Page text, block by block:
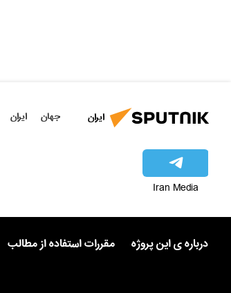
ایران جهان ایران
Iran Media
درباره ی این پروژه مقررات استفاده از مطالب